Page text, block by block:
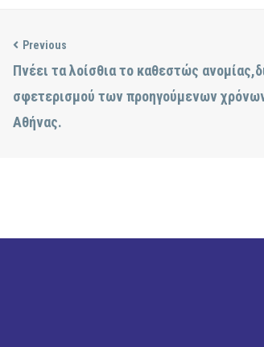
Previous
Πνέει τα λοίσθια το καθεστώς
σφετερισμού των προηγούμενων
Αθήνας.